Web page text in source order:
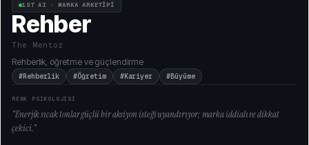
1ST AI · MARKA ARKETİPİ
Rehber
The Mentor
Rehberlik, öğretme ve güçlendirme
#Rehberlik #Öğretim #Kariyer #Büyüme
RENK PSİKOLOJİSİ
"Enerjik sıcak tonlar güçlü bir aksiyon isteği uyandırıyor; marka iddialı ve dikkat
çekici."